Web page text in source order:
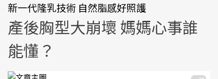
新一代隆乳技術 自然脂感好照護
產後胸型大崩壞 媽媽心事誰
能懂？